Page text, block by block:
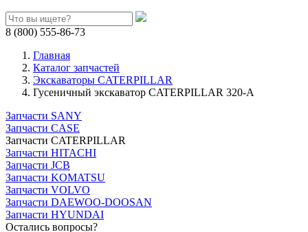
8 (800) 555-86-73
Главная
Каталог запчастей
Экскаваторы CATERPILLAR
Гусеничный экскаватор CATERPILLAR 320-A
Запчасти SANY
Запчасти CASE
Запчасти CATERPILLAR
Запчасти HITACHI
Запчасти JCB
Запчасти KOMATSU
Запчасти VOLVO
Запчасти DAEWOO-DOOSAN
Запчасти HYUNDAI
Остались вопросы?